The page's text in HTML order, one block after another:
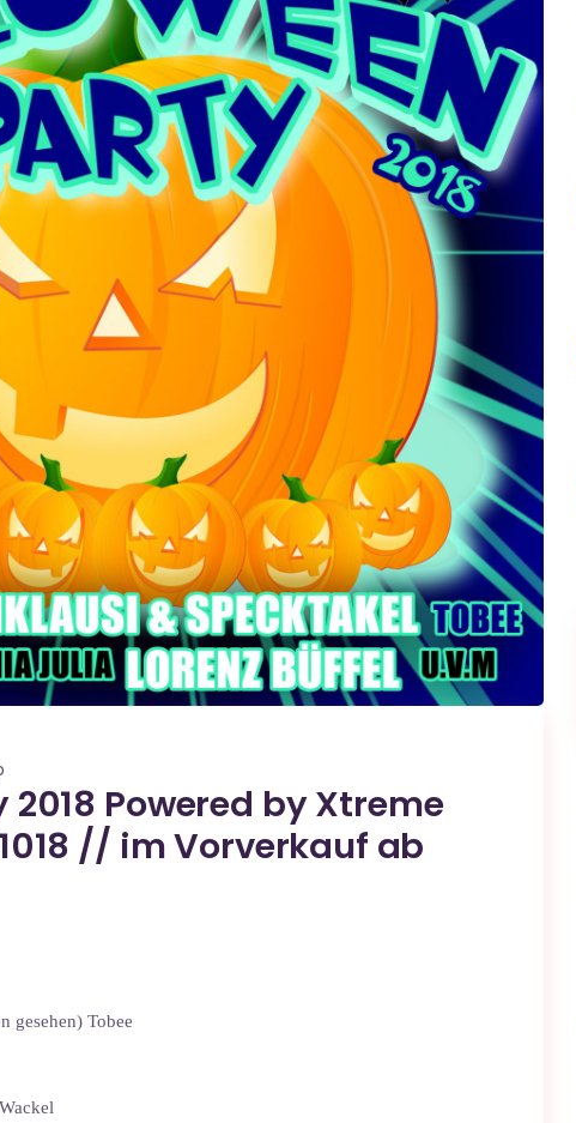
Powered by Xtreme
// im Vorverkauf ab
gesehen) Tobee